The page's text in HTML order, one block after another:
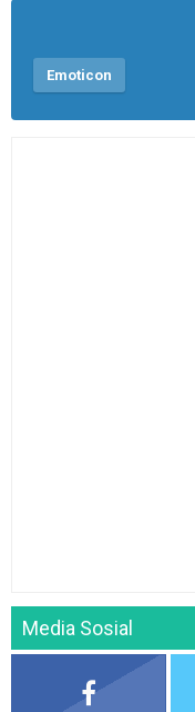
Emoticon
Media Sosial